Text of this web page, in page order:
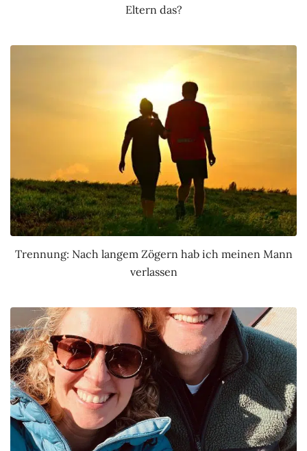
Eltern das?
Trennung: Nach langem Zögern hab ich meinen Mann
verlassen